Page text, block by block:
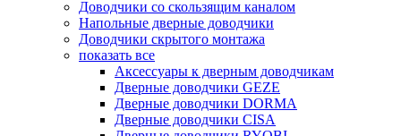
Доводчики со скользящим каналом
Напольные дверные доводчики
Доводчики скрытого монтажа
показать все
Аксессуары к дверным доводчикам
Дверные доводчики GEZE
Дверные доводчики DORMA
Дверные доводчики CISA